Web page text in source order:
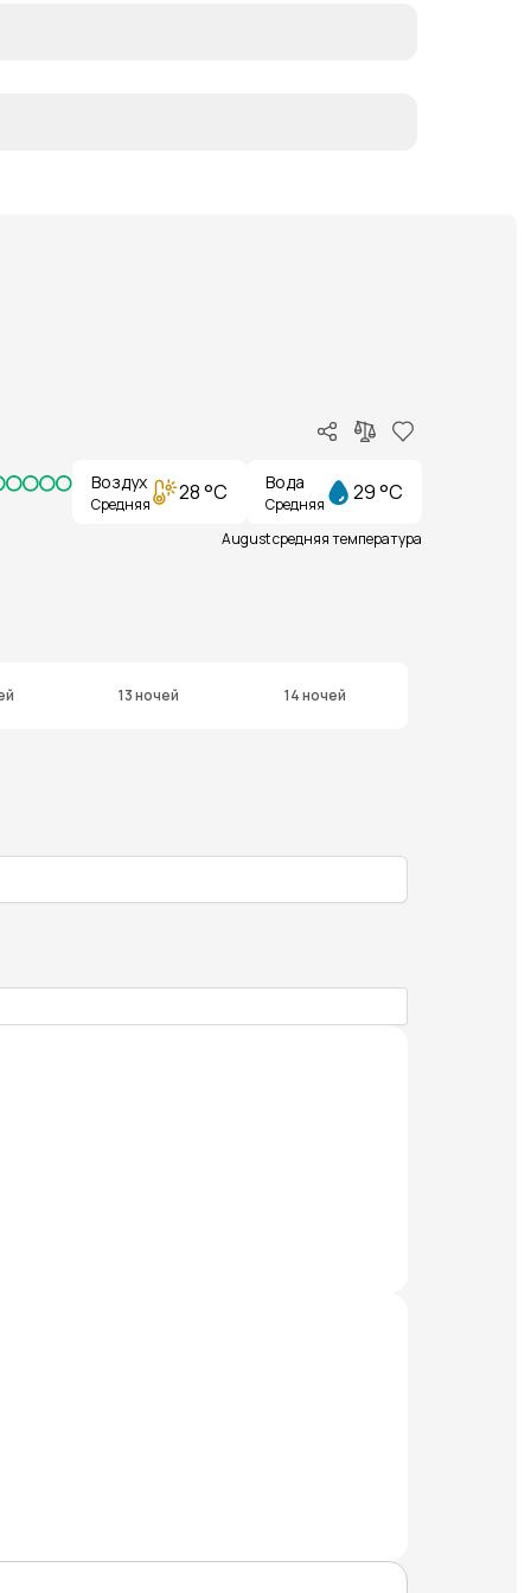
Воздух
Средняя 28 °C Вода
Средняя 29 °C
August средняя температура
13 ночей 14 ночей